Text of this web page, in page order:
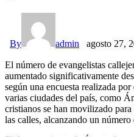
By admin agosto 27,
El número de evangelistas
aumentado significativamente
según una encuesta realizada
varias ciudades del país, como
cristianos se han movilizado
las calles, alcanzando un